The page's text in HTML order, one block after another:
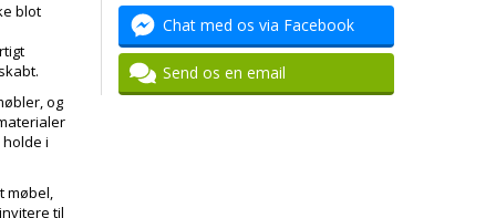
blot
og
i
møbel,
til
Chat med os via Facebook
Send os en email